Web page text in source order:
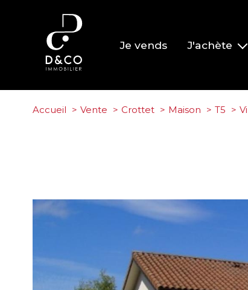
Je vends J'achète
Accueil Vente Crottet Maison T5